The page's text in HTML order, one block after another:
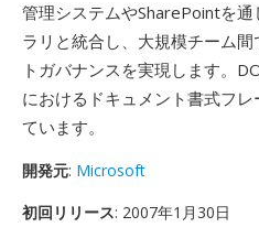
管理システムやSharePointを
ラリと統合し、大規模チーム
トガバナンスを実現します。
におけるドキュメント書式フ
ています。
開発元: Microsoft
初回リリース: 2007年1月30日